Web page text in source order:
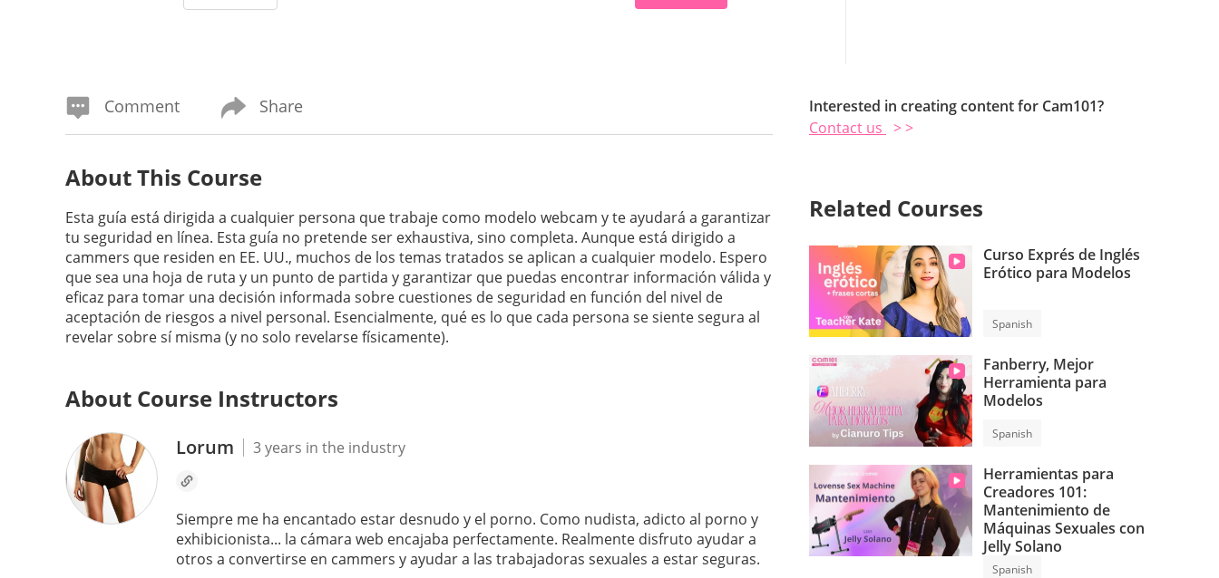
Comment Share
About This Course
Esta guía está dirigida a cualquier persona que trabaje como modelo webcam y te ayudará a garantizar
tu seguridad en línea. Esta guía no pretende ser exhaustiva, sino completa. Aunque está dirigido a
cammers que residen en EE. UU., muchos de los temas tratados se aplican a cualquier modelo. Espero
que sea una hoja de ruta y un punto de partida y garantizar que puedas encontrar información válida y
eficaz para tomar una decisión informada sobre cuestiones de seguridad en función del nivel de
aceptación de riesgos a nivel personal. Esencialmente, qué es lo que cada persona se siente segura al
revelar sobre sí misma (y no solo revelarse físicamente).
About Course Instructors
Lorum 3 years in the industry
Siempre me ha encantado estar desnudo y el porno. Como nudista, adicto al porno y
exhibicionista... la cámara web encajaba perfectamente. Realmente disfruto ayudar a
otros a convertirse en cammers y ayudar a las trabajadoras sexuales a estar seguras.
Interested in creating content for Cam101?
Contact us > >
Related Courses
Curso Exprés de Inglés
Erótico para Modelos
Spanish
Fanberry, Mejor
Herramienta para
Modelos
Spanish
Herramientas para
Creadores 101:
Mantenimiento de
Máquinas Sexuales con
Jelly Solano
Spanish